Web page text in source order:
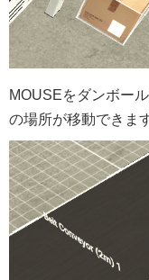
MOUSEをダンボー
の場所が移動できま